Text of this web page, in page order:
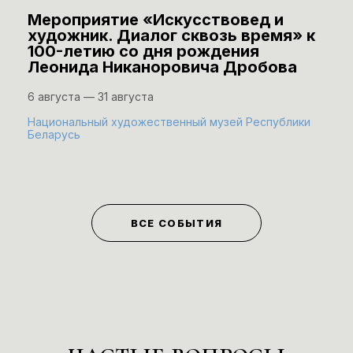
Мероприятие «Искусствовед и
художник. Диалог сквозь время» к
100-летию со дня рождения
Леонида Никаноровича Дробова
6 августа — 31 августа
Национальный художественный музей Республики
Беларусь
ВСЕ СОБЫТИЯ